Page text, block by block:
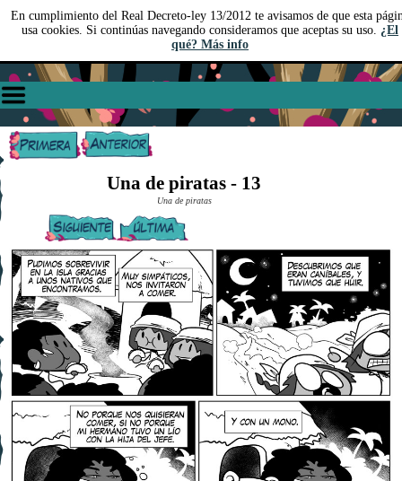
En cumplimiento del Real Decreto-ley 13/2012 te avisamos de que esta
usa cookies. Si continúas navegando consideramos que aceptas su uso. ¿El
qué? Más info
Una de piratas - 13
Una de piratas